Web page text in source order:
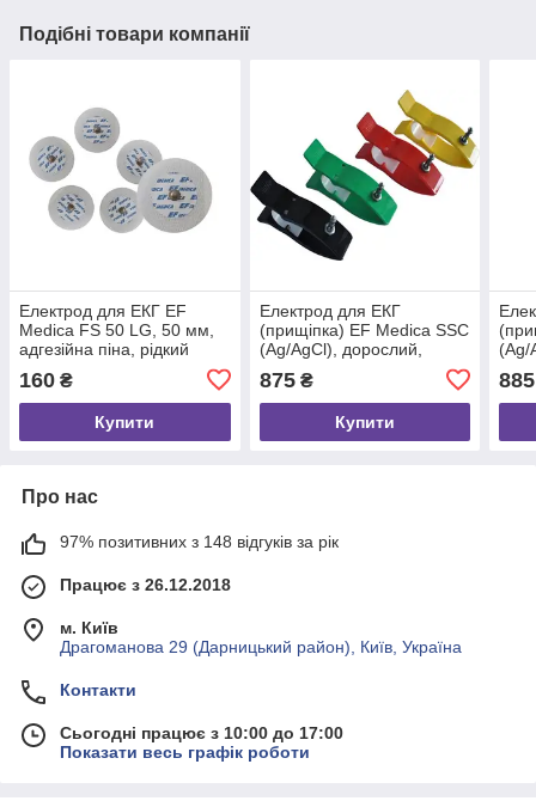
Подібні товари компанії
Електрод для ЕКГ EF
Medica FS 50 LG, 50 мм,
адгезійна піна, рідкий
62.050.04, 30 шт.
160 ₴
Купити
Електрод для ЕКГ
(прищіпка) EF Medica SSC
(Ag/AgCl), дорослий,
багаторазовий, 60.100.03,
4 шт.
875₴
Купити
(Ag/
4 шт.
885
Про нас
97% позитивних з 148 відгуків за рік
Працює з 26.12.2018
м. Київ
Драгоманова 29 (Дарницький район), Київ, Україна
Контакти
Сьогодні працює з 10:00 до 17:00
Показати весь графік роботи